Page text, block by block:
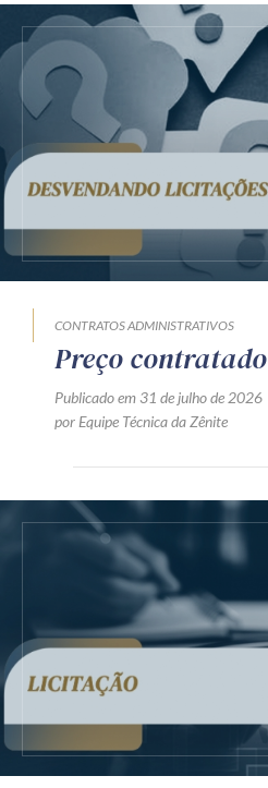
CONTRATOS ADMINISTRATIVOS
Preço contratado
Publicado em 31 de julho de 2026
por Equipe Técnica da Zênite